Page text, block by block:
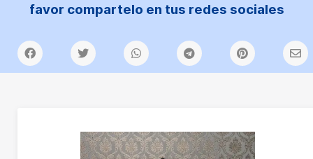
favor compartelo en tus redes sociales